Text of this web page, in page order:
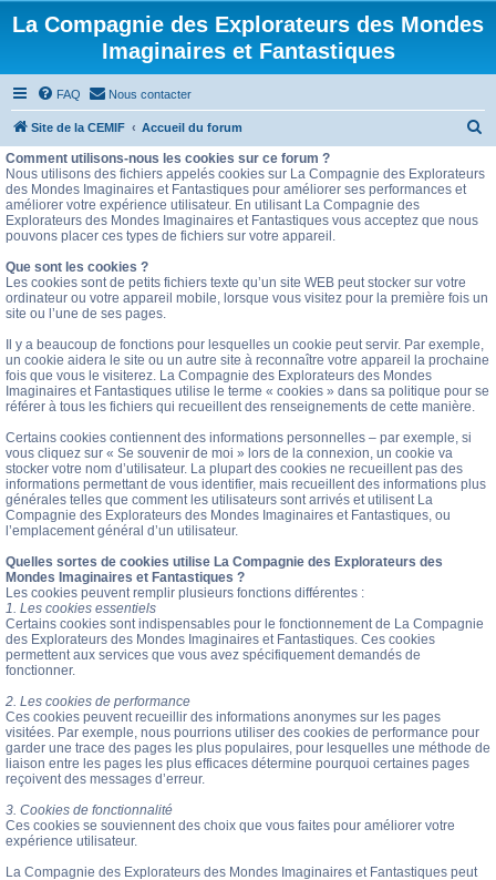
La Compagnie des Explorateurs des Mondes
Imaginaires et Fantastiques
FAQ Nous contacter
Site de la CEMIF Accueil du forum
c
r
Comment utilisons-nous les cookies sur ce forum ?
Nous utilisons des fichiers appelés cookies sur La Compagnie des Explorateurs
des Mondes Imaginaires et Fantastiques pour améliorer ses performances et
améliorer votre expérience utilisateur. En utilisant La Compagnie des
Explorateurs des Mondes Imaginaires et Fantastiques vous acceptez que nous
pouvons placer ces types de fichiers sur votre appareil.
Que sont les cookies ?
Les cookies sont de petits fichiers texte qu’un site WEB peut stocker sur votre
ordinateur ou votre appareil mobile, lorsque vous visitez pour la première fois un
site ou l’une de ses pages.
Il y a beaucoup de fonctions pour lesquelles un cookie peut servir. Par exemple,
un cookie aidera le site ou un autre site à reconnaître votre appareil la prochaine
fois que vous le visiterez. La Compagnie des Explorateurs des Mondes
Imaginaires et Fantastiques utilise le terme « cookies » dans sa politique pour se
référer à tous les fichiers qui recueillent des renseignements de cette manière.
Certains cookies contiennent des informations personnelles – par exemple, si
vous cliquez sur « Se souvenir de moi » lors de la connexion, un cookie va
stocker votre nom d’utilisateur. La plupart des cookies ne recueillent pas des
informations permettant de vous identifier, mais recueillent des informations plus
générales telles que comment les utilisateurs sont arrivés et utilisent La
Compagnie des Explorateurs des Mondes Imaginaires et Fantastiques, ou
l’emplacement général d’un utilisateur.
Quelles sortes de cookies utilise La Compagnie des Explorateurs des
Mondes Imaginaires et Fantastiques ?
Les cookies peuvent remplir plusieurs fonctions différentes :
1. Les cookies essentiels
Certains cookies sont indispensables pour le fonctionnement de La Compagnie
des Explorateurs des Mondes Imaginaires et Fantastiques. Ces cookies
permettent aux services que vous avez spécifiquement demandés de
fonctionner.
2. Les cookies de performance
Ces cookies peuvent recueillir des informations anonymes sur les pages
visitées. Par exemple, nous pourrions utiliser des cookies de performance pour
garder une trace des pages les plus populaires, pour lesquelles une méthode de
liaison entre les pages les plus efficaces détermine pourquoi certaines pages
reçoivent des messages d’erreur.
3. Cookies de fonctionnalité
Ces cookies se souviennent des choix que vous faites pour améliorer votre
expérience utilisateur.
La Compagnie des Explorateurs des Mondes Imaginaires et Fantastiques peut